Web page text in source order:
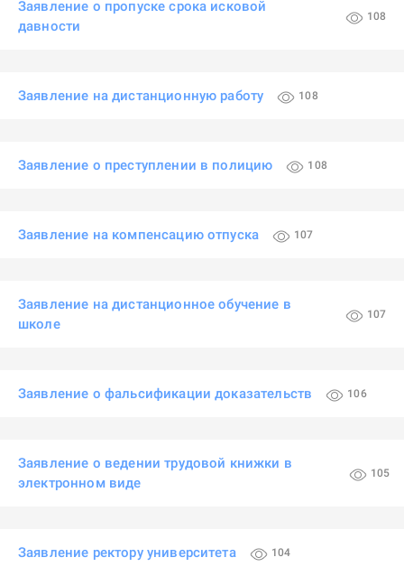
Заявление о пропуске срока исковой
давности
108
Заявление на дистанционную работу 108
Заявление о преступлении в полицию 108
Заявление на компенсацию отпуска 107
Заявление на дистанционное обучение в
школе
107
Заявление о фальсификации доказательств 106
Заявление о ведении трудовой книжки в
электронном виде
105
Заявление ректору университета 104